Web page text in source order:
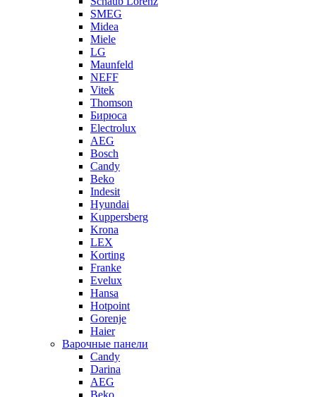
SMEG
Midea
Miele
LG
Maunfeld
NEFF
Vitek
Thomson
Бирюса
Electrolux
AEG
Bosch
Candy
Beko
Indesit
Hyundai
Kuppersberg
Krona
LEX
Korting
Franke
Evelux
Hansa
Hotpoint
Gorenje
Haier
Варочные панели
Candy
Darina
AEG